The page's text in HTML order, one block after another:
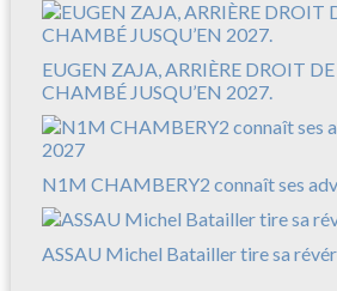
EUGEN ZAJA, ARRIÈRE DROIT
CHAMBÉ JUSQU’EN 2027.
N1M CHAMBERY2 connaît ses
ASSAU Michel Batailler tire sa